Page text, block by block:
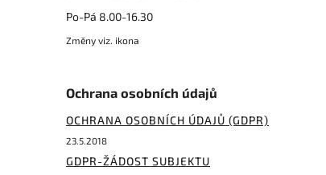
Po-Pá 8.00-16.30
Změny viz. ikona
Ochrana osobních údajů
OCHRANA OSOBNÍCH ÚDAJŮ (GDPR)
23.5.2018
GDPR-ŽÁDOST SUBJEKTU